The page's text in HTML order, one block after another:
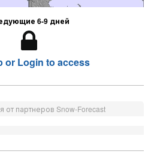
6-9 дней
or Login to access
партнеров Snow-Forecast